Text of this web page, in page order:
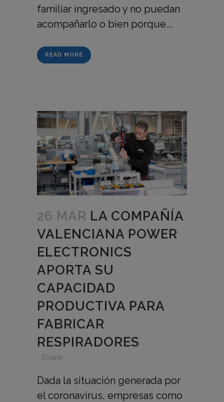
familiar ingresado y no puedan
acompañarlo o bien porque...
READ MORE
26 MAR LA COMPAÑÍA
VALENCIANA POWER
ELECTRONICS
APORTA SU
CAPACIDAD
PRODUCTIVA PARA
FABRICAR
RESPIRADORES
Share
Dada la situación generada por
el coronavirus, empresas como